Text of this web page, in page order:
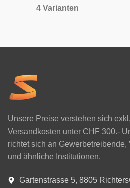
4 Varianten
Unsere Preise verstehen sich
Versandkosten unter CHF 300.-
richtet sich an Gewerbetreibende,
und ähnliche Institutionen.
Gartenstrasse 5, 8805